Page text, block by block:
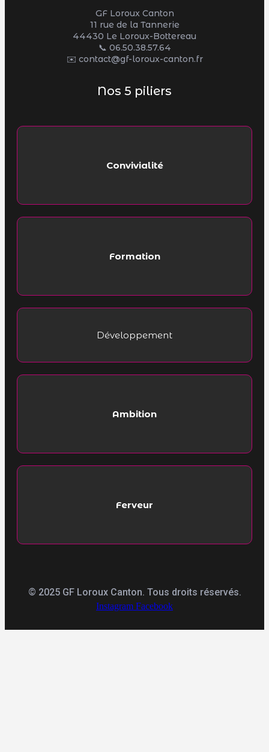
GF Loroux Canton
11 rue de la Tannerie
44430 Le Loroux-Bottereau
📞 06.50.38.57.64
✉️ contact@gf-loroux-canton.fr
Nos 5 piliers
Convivialité
Formation
Développement
Ambition
Ferveur
© 2025 GF Loroux Canton. Tous droits réservés.
Instagram Facebook